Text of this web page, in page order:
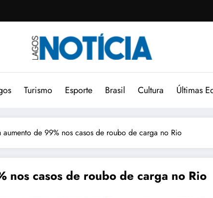
Turismo Esporte Brasil Cultura Últimas
aumento de 99% nos casos de roubo de carga no Rio
nos casos de roubo de carga no Rio